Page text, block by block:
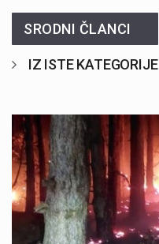
SRODNI ČLANCI
IZ ISTE KATEGORIJE